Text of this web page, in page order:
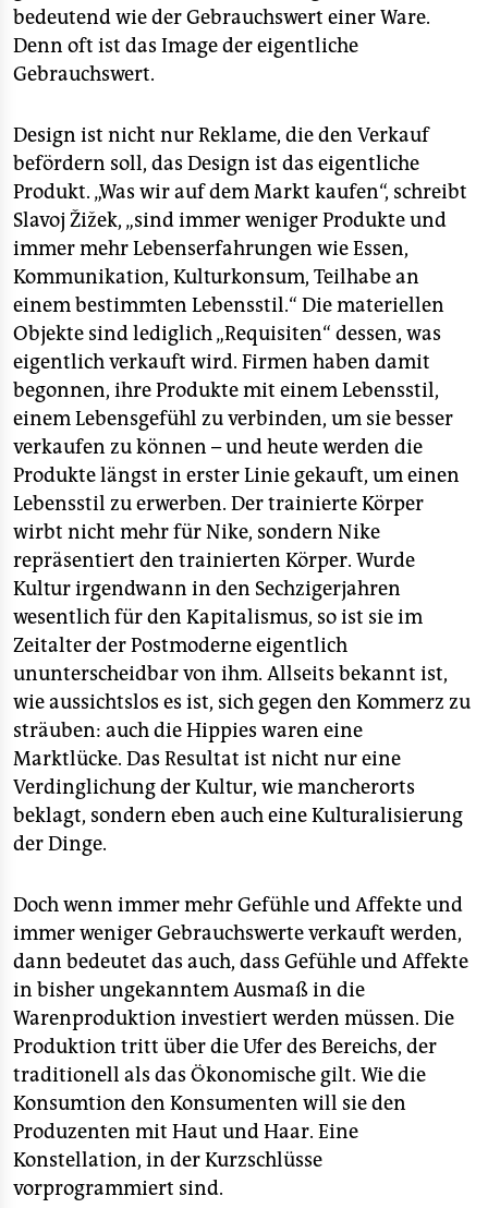
bedeutend wie der Gebrauchswert einer Ware.
Denn oft ist das Image der eigentliche
Gebrauchswert.
Design ist nicht nur Reklame, die den Verkauf
befördern soll, das Design ist das eigentliche
Produkt. „Was wir auf dem Markt kaufen“, schreibt
Slavoj Žižek, „sind immer weniger Produkte und
immer mehr Lebenserfahrungen wie Essen,
Kommunikation, Kulturkonsum, Teilhabe an
einem bestimmten Lebensstil.“ Die materiellen
Objekte sind lediglich „Requisiten“ dessen, was
eigentlich verkauft wird. Firmen haben damit
begonnen, ihre Produkte mit einem Lebensstil,
einem Lebensgefühl zu verbinden, um sie besser
verkaufen zu können – und heute werden die
Produkte längst in erster Linie gekauft, um einen
Lebensstil zu erwerben. Der trainierte Körper
wirbt nicht mehr für Nike, sondern Nike
repräsentiert den trainierten Körper. Wurde
Kultur irgendwann in den Sechzigerjahren
wesentlich für den Kapitalismus, so ist sie im
Zeitalter der Postmoderne eigentlich
ununterscheidbar von ihm. Allseits bekannt ist,
wie aussichtslos es ist, sich gegen den Kommerz zu
sträuben: auch die Hippies waren eine
Marktlücke. Das Resultat ist nicht nur eine
Verdinglichung der Kultur, wie mancherorts
beklagt, sondern eben auch eine Kulturalisierung
der Dinge.
Doch wenn immer mehr Gefühle und Affekte und
immer weniger Gebrauchswerte verkauft werden,
dann bedeutet das auch, dass Gefühle und Affekte
in bisher ungekanntem Ausmaß in die
Warenproduktion investiert werden müssen. Die
Produktion tritt über die Ufer des Bereichs, der
traditionell als das Ökonomische gilt. Wie die
Konsumtion den Konsumenten will sie den
Produzenten mit Haut und Haar. Eine
Konstellation, in der Kurzschlüsse
vorprogrammiert sind.